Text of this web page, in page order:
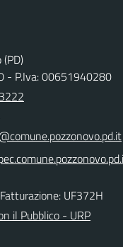
- P.Iva: 00651940280
UF372H
il Pubblico - URP